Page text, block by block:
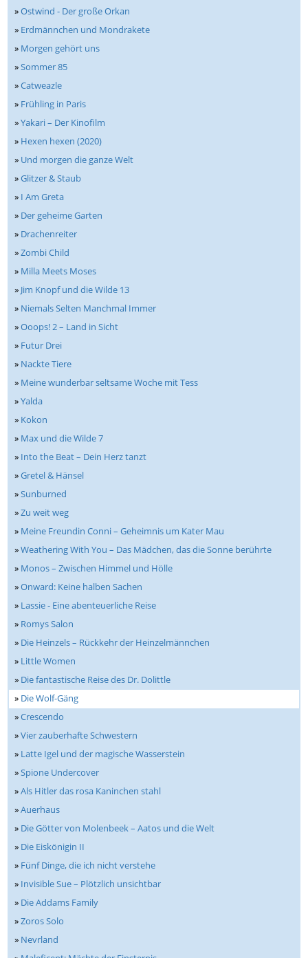
»Ostwind - Der große Orkan
» Erdmännchen und Mondrakete
» Morgen gehört uns
»Sommer 85
»Catweazle
» Frühling in Paris
»Yakari – Der Kinofilm
» Hexen hexen (2020)
» Und morgen die ganze Welt
»Glitzer & Staub
» I Am Greta
» Der geheime Garten
» Drachenreiter
»Zombi Child
» Milla Meets Moses
» Jim Knopf und die Wilde 13
» Niemals Selten Manchmal Immer
»Ooops! 2 – Land in Sicht
» Futur Drei
» Nackte Tiere
» Meine wunderbar seltsame Woche mit Tess
»Yalda
» Kokon
» Max und die Wilde 7
» Into the Beat – Dein Herz tanzt
»Gretel & Hänsel
»Sunburned
»Zu weit weg
» Meine Freundin Conni – Geheimnis um Kater Mau
»Weathering With You – Das Mädchen, das die Sonne berührte
» Monos – Zwischen Himmel und Hölle
»Onward: Keine halben Sachen
» Lassie - Eine abenteuerliche Reise
» Romys Salon
» Die Heinzels – Rückkehr der Heinzelmännchen
» Little Women
» Die fantastische Reise des Dr. Dolittle
» Die Wolf-Gäng
»Crescendo
»Vier zauberhafte Schwestern
» Latte Igel und der magische Wasserstein
»Spione Undercover
»Als Hitler das rosa Kaninchen stahl
»Auerhaus
» Die Götter von Molenbeek – Aatos und die Welt
» Die Eiskönigin II
» Fünf Dinge, die ich nicht verstehe
» Invisible Sue – Plötzlich unsichtbar
» Die Addams Family
»Zoros Solo
» Nevrland